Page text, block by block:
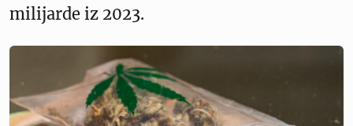
milijarde iz 2023.